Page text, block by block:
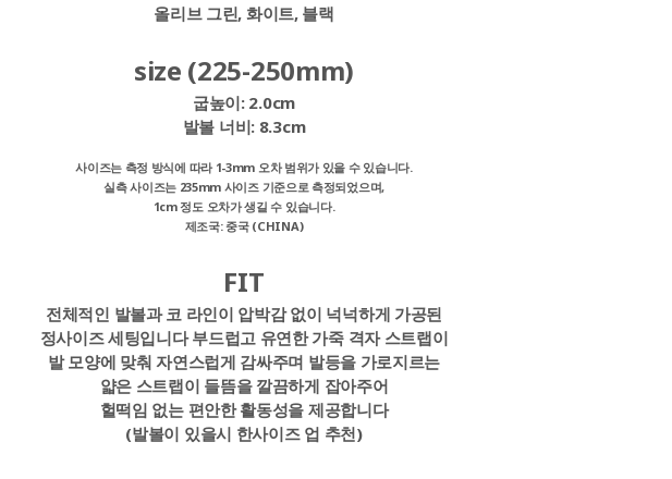
올리브 그린, 화이트, 블랙
size (225-250mm)
굽높이:2.0cm
발볼 너비: 8.3cm
사이즈는 측정 방식에 따라 1-3mm 오차 범위가 있을 수 있습니다.
실측 사이즈는 235mm 사이즈 기준으로 측정되었으며,
1cm 정도 오차가 생길 수 있습니다.
제조국: 중국 (CHINA)
FIT
전체적인 발볼과 코 라인이 압박감 없이 넉넉하게 가공된
정사이즈 세팅입니다 부드럽고 유연한 가죽 격자 스트랩이
발 모양에 맞춰 자연스럽게 감싸주며 발등을 가로지르는
얇은 스트랩이 들뜸을 깔끔하게 잡아주어
헐떡임 없는 편안한 활동성을 제공합니다
(발볼이 있을시 한사이즈 업 추천)